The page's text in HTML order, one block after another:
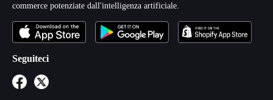
commerce potenziate dall'intelligenza artificiale.
Seguiteci